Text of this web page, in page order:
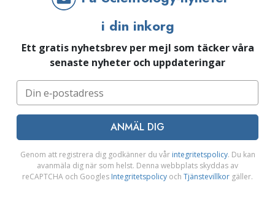
i din inkorg
Ett gratis nyhetsbrev per mejl som täcker våra
senaste nyheter och uppdateringar
ANMÄL DIG
Genom att registrera dig godkänner du vår integritetspolicy. Du kan
avanmäla dig när som helst. Denna webbplats skyddas av
reCAPTCHA och Googles Integritetspolicy och Tjänstevillkor gäller.